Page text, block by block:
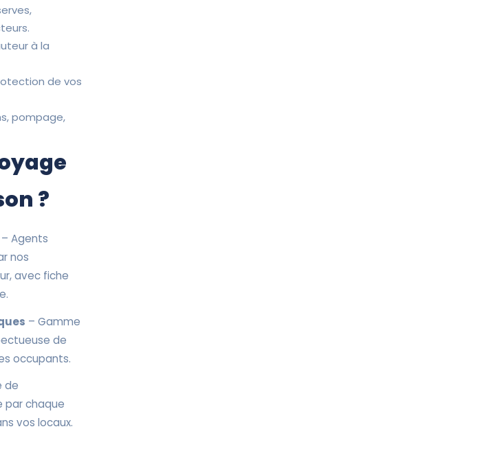
à la
de vos
pompage,
?
– Agents
nos
avec fiche
– Gamme
de
occupants.
de
par chaque
vos locaux.